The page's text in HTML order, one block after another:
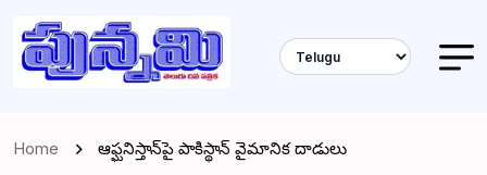
Home ఆఫ్ఘనిస్తాన్‌పై పాకిస్థాన్ వైమానిక దాడులు